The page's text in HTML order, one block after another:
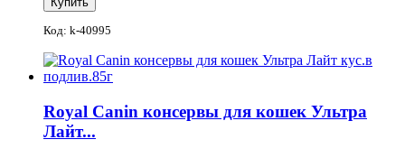
Код: k-40995
Royal Canin консервы для кошек Ультра
Лайт...